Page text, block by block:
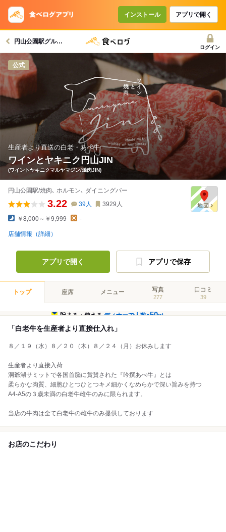
インストール アプリで開く
円山公園駅グルメへ
ログイン
公式
生産者より直送の白老・あべ牛
ワインとヤキニク円山JIN
(ワイントヤキニクマルヤマジン/焼肉JIN)
円山公園駅/焼肉､ ホルモン､ ダイニングバー
3.22 39人 3929 人
￥8,000～￥9,999 -
店舗情報（詳細）
アプリで開く アプリで保存
トップ 座席 メニュー 写真
277
口コミ
39
貯まる・使えるディナーで人数×50pt
「白老牛を生産者より直接仕入れ」
８／１９（水）８／２０（木）８／２４（月）お休みします
生産者より直接入荷
洞爺湖サミットで各国首脳に賞賛された『吟撰あべ牛』とは
柔らかな肉質、細胞ひとつひとつキメ細かくなめらかで深い旨みを持つ
A4-A5の３歳未満の白老牛雌牛のみに限られます。
当店の牛肉は全て白老牛の雌牛のみ提供しております
お店のこだわり